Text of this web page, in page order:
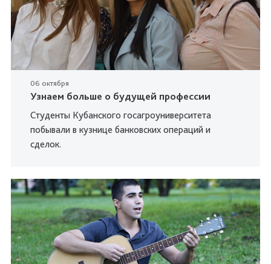
06 октября
Узнаем больше о будущей профессии
Студенты Кубанского госагроуниверситета
побывали в кузнице банковских операций и
сделок.